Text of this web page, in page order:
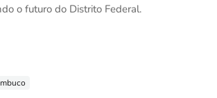
o futuro do Distrito Federal.